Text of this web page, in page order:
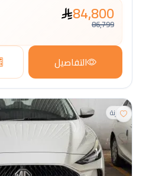
84,800
86,799
التفاصيل
مقارنة